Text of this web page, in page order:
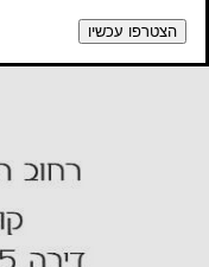
הצטרפו עכשיו